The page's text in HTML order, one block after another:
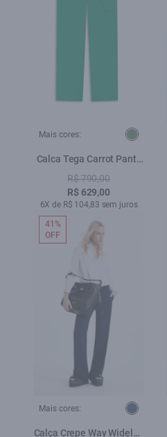
Mais cores:
Calca Tega Carrot Pants
Verde
R$ 790,00
R$ 629,00
6X de R$ 104,83 sem juros
Mais cores:
Calça Crepe Way Wideleg
41%
OFF